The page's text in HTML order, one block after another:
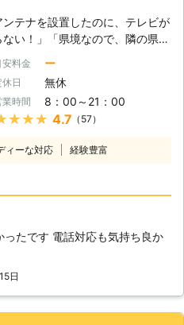
私達までご相談ください。 ●ア
ナ工事のサービスならお任せくだ
！ TDS工務店は、アンテナ工事
に対応しております。 古いアン
の取り外しから新しいアンテナの
、ブースター・チューナーなどの
機器の取り付けや取り付け後のア
ナレベルの確認まで対応可能。
ジアンテナ以外にもBS/CSアンテ
ス対
家まで来てもらうのに不安を抱く
は、TDS工務店へ。 TDS工務店
型コロナウイルス対策店舗ですの
心してご依頼ください。 新型
ンテナを設置したのに、テレビが
ない！」「県境なので、隣の県の
そのようなトラブルやご要望が寄
れます。アンテナ工事は基本的に
に任せきりになるので、ご自身で
うにも対策が立てられないという
見ても仕方が無いことなので、信
ディア・ＯＮＥ」は、数少ないア
関する事ならどこにも負けない自
安料金 ー
休日 無休
業時間 8：00～21：00
4.7 （57）
ィーな対応 経験豊富
たです 電話対応も気持ち良か
日